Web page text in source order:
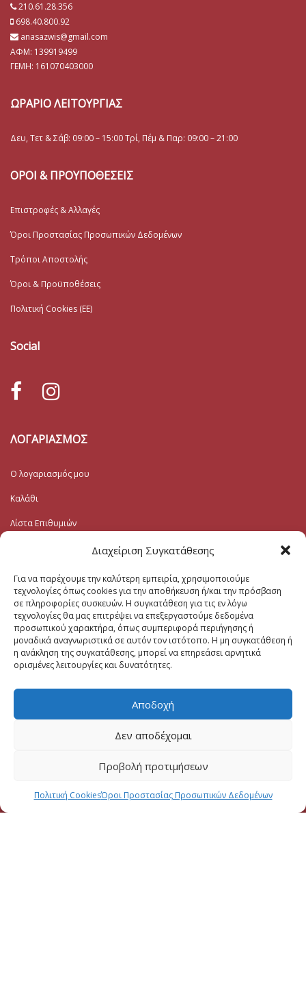
Διαχείριση Συγκατάθεσης
Για να παρέχουμε την καλύτερη εμπειρία, χρησιμοποιούμε
τεχνολογίες όπως cookies για την αποθήκευση ή/και την πρόσβαση
σε πληροφορίες συσκευών. Η συγκατάθεση για τις εν λόγω
τεχνολογίες θα μας επιτρέψει να επεξεργαστούμε δεδομένα
προσωπικού χαρακτήρα, όπως συμπεριφορά περιήγησης ή
μοναδικά αναγνωριστικά σε αυτόν τον ιστότοπο. Η μη συγκατάθεση ή
η ανάκληση της συγκατάθεσης, μπορεί να επηρεάσει αρνητικά
ορισμένες λειτουργίες και δυνατότητες.
Αποδοχή
Δεν αποδέχομαι
Προβολή προτιμήσεων
Πολιτική CookiesΌροι Προστασίας Προσωπικών Δεδομένων
210.61.28.356
698.40.800.92
anasazwis@gmail.com
ΑΦΜ: 139919499
ΓΕΜΗ: 161070403000
ΩΡΑΡΙΟ ΛΕΙΤΟΥΡΓΙΑΣ
Δευ, Τετ & Σάβ: 09:00 – 15:00 Τρί, Πέμ & Παρ: 09:00 – 21:00
ΟΡΟΙ & ΠΡΟΥΠΟΘΕΣΕΙΣ
Επιστροφές & Αλλαγές
Όροι Προστασίας Προσωπικών Δεδομένων
Τρόποι Αποστολής
Όροι & Προϋποθέσεις
Πολιτική Cookies (ΕΕ)
Social
ΛΟΓΑΡΙΑΣΜΟΣ
Ο λογαριασμός μου
Καλάθι
Λίστα Επιθυμιών
Εγγραφή στο Ενημερωτικό
Το Email σας (υποχρεωτικο)
Μηνυμα